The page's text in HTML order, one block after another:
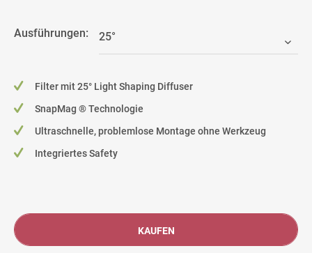
Ausführungen:
Filter mit 25° Light Shaping Diffuser
SnapMag ® Technologie
Ultraschnelle, problemlose Montage ohne Werkzeug
Integriertes Safety
KAUFEN